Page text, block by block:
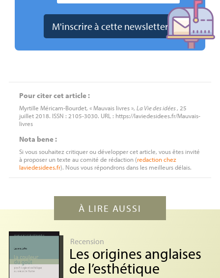
Pour citer cet article :
Myrtille Méricam-Bourdet, « Mauvais livres », La Vie des idées, 25
juillet 2018. ISSN : 2105-3030. URL : https://laviedesidees.fr/Mauvais-
livres
Nota bene :
Si vous souhaitez critiquer ou développer cet article, vous êtes invité
à proposer un texte au comité de rédaction (redactionchez
laviedesidees.fr). Nous vous répondrons dans les meilleurs délais.
À LIRE AUSSI
Recension
Les origines anglaises
de l’esthétique